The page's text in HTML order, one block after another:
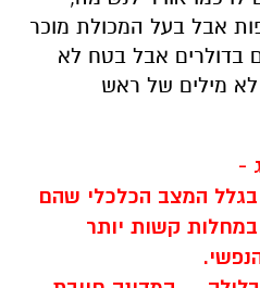
המדינה חייבת
לכל העצמאים כסף חי!
אם מגיע או
עסקים לסגור את
לאומי כל השנה
מה הם משלמים אם לא